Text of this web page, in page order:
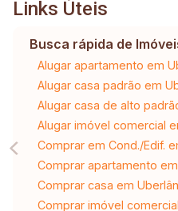
Links Úteis
Busca rápida de
Alugar apartamento em
Alugar casa padrão em
Alugar casa de alto
Alugar imóvel comercial
Comprar em Cond./Edif.
Comprar apartamento
Comprar casa em
Comprar imóvel